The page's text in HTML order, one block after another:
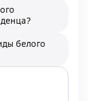
белого